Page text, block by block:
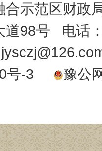
合示范区财政
道98号 电话
号-3
豫公